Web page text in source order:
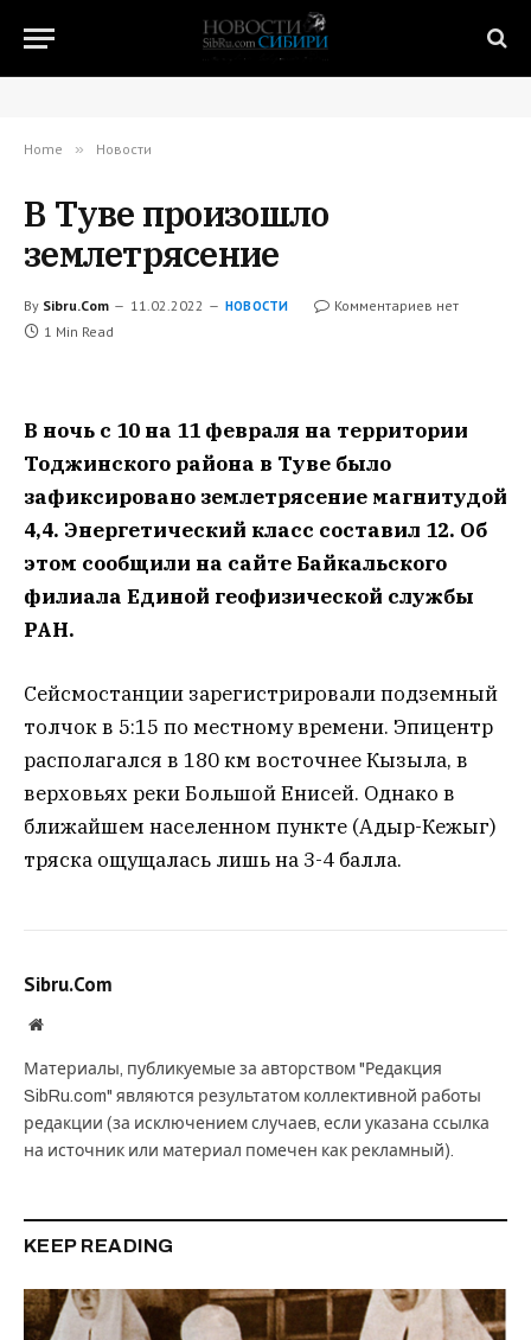
Home » Новости
В Туве произошло
землетрясение
By Sibru.Com 11.02.2022 НОВОСТИ
Комментариев нет
1 Min Read
В ночь с 10 на 11 февраля на территории
Тоджинского района в Туве было
зафиксировано землетрясение магнитудой
4,4. Энергетический класс составил 12. Об
этом сообщили на сайте Байкальского
филиала Единой геофизической службы
РАН.
Сейсмостанции зарегистрировали подземный
толчок в 5:15 по местному времени. Эпицентр
располагался в 180 км восточнее Кызыла, в
верховьях реки Большой Енисей. Однако в
ближайшем населенном пункте (Адыр-Кежыг)
тряска ощущалась лишь на 3-4 балла.
Sibru.Com
Website
Материалы, публикуемые за авторством "Редакция
SibRu.com" являются результатом коллективной работы
редакции (за исключением случаев, если указана ссылка
на источник или материал помечен как рекламный).
KEEP READING